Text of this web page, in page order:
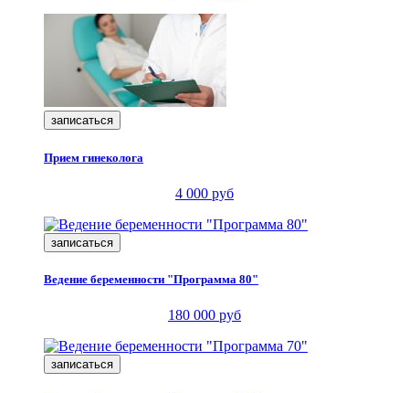
записаться
Прием гинеколога
4 000 руб
записаться
Ведение беременности "Программа 80"
180 000 руб
записаться